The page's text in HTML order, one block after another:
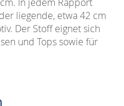
liegende, etwa 42 cm
Der Stoff eignet sich
und Tops sowie für